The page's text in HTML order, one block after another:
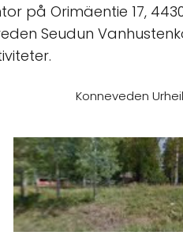
på Orimäentie 17,
Seudun
Konneveden